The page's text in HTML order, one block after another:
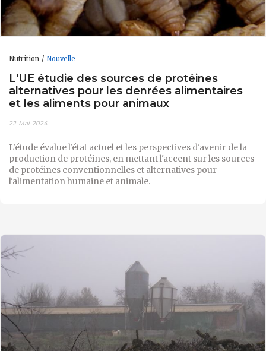
Nutrition Nouvelle
L'UE étudie des sources de protéines
alternatives pour les denrées alimentaires
et les aliments pour animaux
22-Mai-2024
L'étude évalue l'état actuel et les perspectives d'avenir de la
production de protéines, en mettant l'accent sur les sources
de protéines conventionnelles et alternatives pour
l'alimentation humaine et animale.